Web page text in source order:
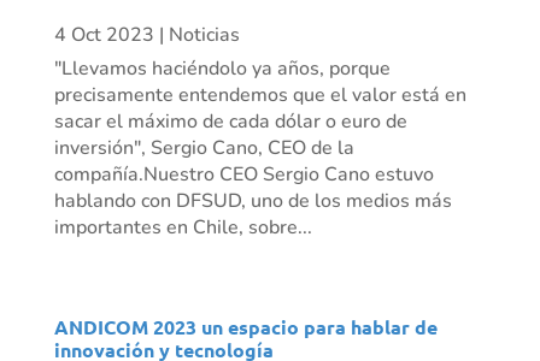
4 Oct 2023 | Noticias
"Llevamos haciéndolo ya años, porque
precisamente entendemos que el valor está en
sacar el máximo de cada dólar o euro de
inversión", Sergio Cano, CEO de la
compañía.Nuestro CEO Sergio Cano estuvo
hablando con DFSUD, uno de los medios más
importantes en Chile, sobre...
ANDICOM 2023 un espacio para hablar de
innovación y tecnología